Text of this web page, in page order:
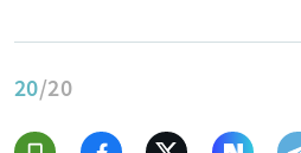
20/20